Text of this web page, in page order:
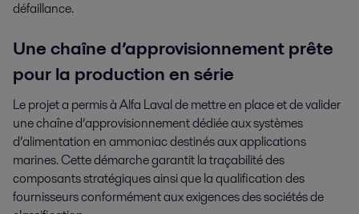
défaillance.
Une chaîne d’approvisionnement prête
pour la production en série
Le projet a permis à Alfa Laval de mettre en place et de valider
une chaîne d’approvisionnement dédiée aux systèmes
d’alimentation en ammoniac destinés aux applications
marines. Cette démarche garantit la traçabilité des
composants stratégiques ainsi que la qualification des
fournisseurs conformément aux exigences des sociétés de